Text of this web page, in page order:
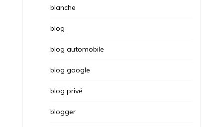
blanche
blog
blog automobile
blog google
blog privé
blogger